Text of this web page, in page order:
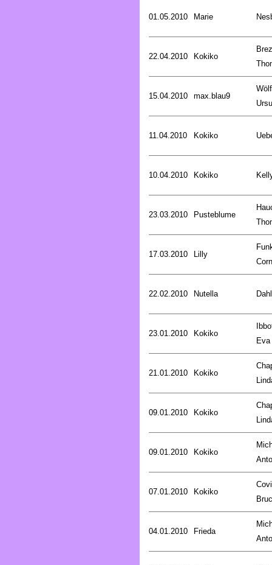
01.05.2010 Marie
22.04.2010 Kokiko
15.04.2010 max.blau9
11.04.2010 Kokiko
10.04.2010 Kokiko
23.03.2010 Pusteblume
17.03.2010 Lilly
22.02.2010 Nutella
23.01.2010 Kokiko
Eva
21.01.2010 Kokiko
09.01.2010 Kokiko
09.01.2010 Kokiko
07.01.2010 Kokiko
04.01.2010 Frieda